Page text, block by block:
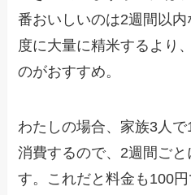
番おいしいのは2週間以
度に大量に精米するより
のがおすすめ。
わたしの場合、家族3人
消費するので、2週間ご
す。これだと料金も100